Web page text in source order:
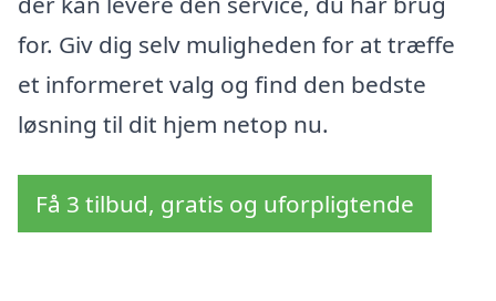
for. Giv dig selv muligheden for at træffe
et informeret valg og find den bedste
løsning til dit hjem netop nu.
Få 3 tilbud, gratis og uforpligtende